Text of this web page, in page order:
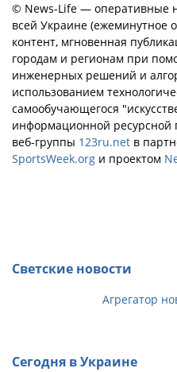
© News-Life — оперативные
всей Украине (ежеминутное
контент, мгновенная
городам и регионам при
инженерных решений и
использованием
самообучающегося
информационной ресурсной
веб-группы 123ru.net в
SportsWeek.org и проектом
Светские новости
Агрегатор
Сегодня в Украине